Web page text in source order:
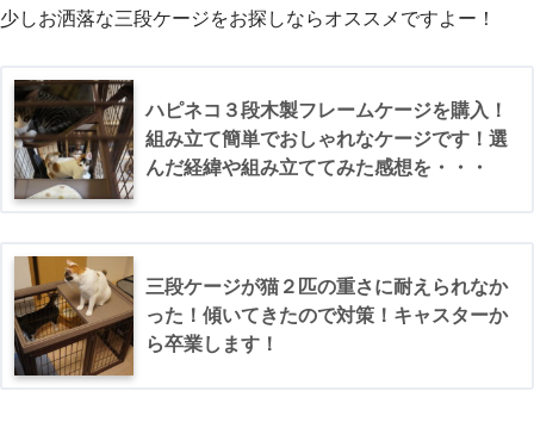
少しお洒落な三段ケージをお探しならオススメですよー！
ハピネコ３段木製フレームケージを購入！
組み立て簡単でおしゃれなケージです！選
んだ経緯や組み立ててみた感想を・・・
三段ケージが猫２匹の重さに耐えられなか
った！傾いてきたので対策！キャスターか
ら卒業します！